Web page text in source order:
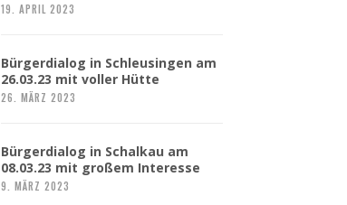
19. APRIL 2023
Bürgerdialog in Schleusingen am
26.03.23 mit voller Hütte
26. MÄRZ 2023
Bürgerdialog in Schalkau am
08.03.23 mit großem Interesse
9. MÄRZ 2023